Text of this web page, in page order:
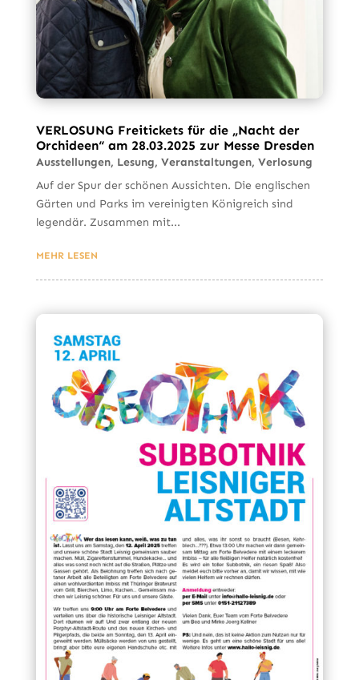
VERLOSUNG Freitickets für die „Nacht der
Orchideen“ am 28.03.2025 zur Messe Dresden
Ausstellungen, Lesung, Veranstaltungen, Verlosung
Auf der Spur der schönen Aussichten. Die englischen
Gärten und Parks im vereinigten Königreich sind
legendär. Zusammen mit...
MEHR LESEN